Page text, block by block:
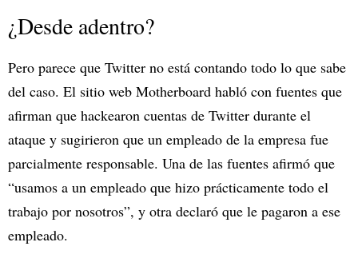
¿Desde adentro?
Pero parece que Twitter no está contando todo lo que sabe
del caso. El sitio web Motherboard habló con fuentes que
afirman que hackearon cuentas de Twitter durante el
ataque y sugirieron que un empleado de la empresa fue
parcialmente responsable. Una de las fuentes afirmó que
“usamos a un empleado que hizo prácticamente todo el
trabajo por nosotros”, y otra declaró que le pagaron a ese
empleado.